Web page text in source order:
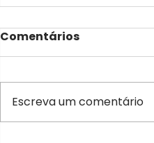
Comentários
Escreva um comentário